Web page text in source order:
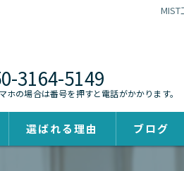
3164-5149
ホの場合は番号を押すと電話がかかります。
選ばれる理由 ブログ